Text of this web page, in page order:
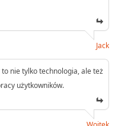
Jack
nie tylko technologia, ale też
użytkowników.